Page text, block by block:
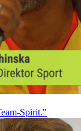
Spirit."